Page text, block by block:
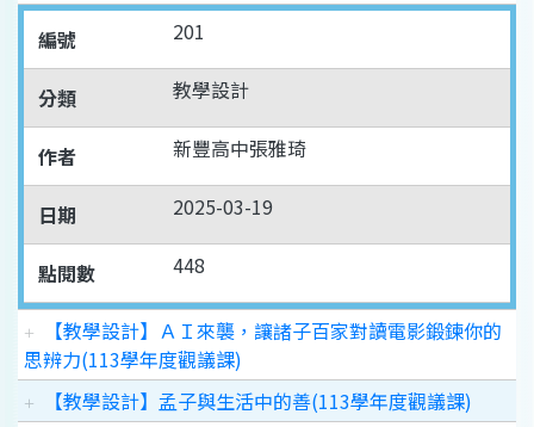
編號
201
分類 教學設計
作者 新豐高中張雅琦
日期 2025-03-19
點閱數 448
【教學設計】ＡＩ來襲，讓諸子百家對讀電影鍛鍊你的
思辨力(113學年度觀議課)
【教學設計】孟子與生活中的善(113學年度觀議課)